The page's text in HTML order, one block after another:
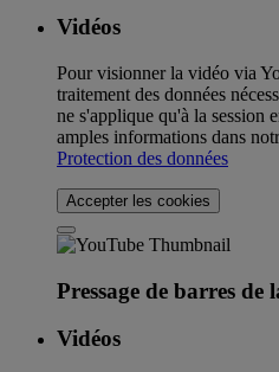
Vidéos
Pour visionner la vidéo via
traitement des données
ne s'applique qu'à la session
amples informations dans
Protection des données
Accepter les cookies
Pressage de barres de
Vidéos